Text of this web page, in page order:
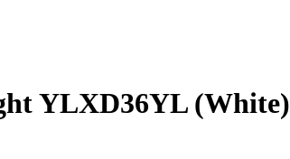
YLXD36YL (White)